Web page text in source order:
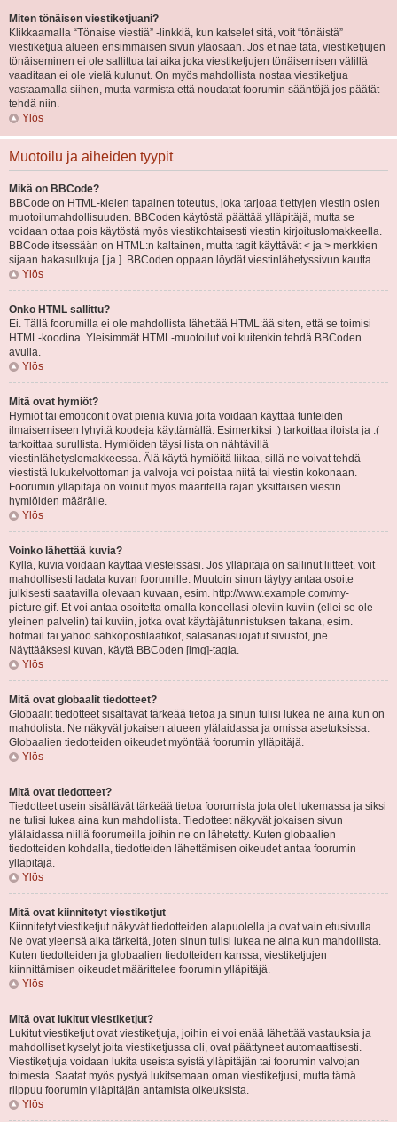
Miten tönäisen viestiketjuani?
Klikkaamalla “Tönaise viestiä” -linkkiä, kun katselet sitä, voit “tönäistä”
viestiketjua alueen ensimmäisen sivun yläosaan. Jos et näe tätä, viestiketjujen
tönäiseminen ei ole sallittua tai aika joka viestiketjujen tönäisemisen välillä
vaaditaan ei ole vielä kulunut. On myös mahdollista nostaa viestiketjua
vastaamalla siihen, mutta varmista että noudatat foorumin sääntöjä jos päätät
tehdä niin.
Ylös
Muotoilu ja aiheiden tyypit
Mikä on BBCode?
BBCode on HTML-kielen tapainen toteutus, joka tarjoaa tiettyjen viestin osien
muotoilumahdollisuuden. BBCoden käytöstä päättää ylläpitäjä, mutta se
voidaan ottaa pois käytöstä myös viestikohtaisesti viestin kirjoituslomakkeella.
BBCode itsessään on HTML:n kaltainen, mutta tagit käyttävät < ja > merkkien
sijaan hakasulkuja [ ja ]. BBCoden oppaan löydät viestinlähetyssivun kautta.
Ylös
Onko HTML sallittu?
Ei. Tällä foorumilla ei ole mahdollista lähettää HTML:ää siten, että se toimisi
HTML-koodina. Yleisimmät HTML-muotoilut voi kuitenkin tehdä BBCoden
avulla.
Ylös
Mitä ovat hymiöt?
Hymiöt tai emoticonit ovat pieniä kuvia joita voidaan käyttää tunteiden
ilmaisemiseen lyhyitä koodeja käyttämällä. Esimerkiksi :) tarkoittaa iloista ja :(
tarkoittaa surullista. Hymiöiden täysi lista on nähtävillä
viestinlähetyslomakkeessa. Älä käytä hymiöitä liikaa, sillä ne voivat tehdä
viestistä lukukelvottoman ja valvoja voi poistaa niitä tai viestin kokonaan.
Foorumin ylläpitäjä on voinut myös määritellä rajan yksittäisen viestin
hymiöiden määrälle.
Ylös
Voinko lähettää kuvia?
Kyllä, kuvia voidaan käyttää viesteissäsi. Jos ylläpitäjä on sallinut liitteet, voit
mahdollisesti ladata kuvan foorumille. Muutoin sinun täytyy antaa osoite
julkisesti saatavilla olevaan kuvaan, esim. http://www.example.com/my-
picture.gif. Et voi antaa osoitetta omalla koneellasi oleviin kuviin (ellei se ole
yleinen palvelin) tai kuviin, jotka ovat käyttäjätunnistuksen takana, esim.
hotmail tai yahoo sähköpostilaatikot, salasanasuojatut sivustot, jne.
Näyttääksesi kuvan, käytä BBCoden [img]-tagia.
Ylös
Mitä ovat globaalit tiedotteet?
Globaalit tiedotteet sisältävät tärkeää tietoa ja sinun tulisi lukea ne aina kun on
mahdolista. Ne näkyvät jokaisen alueen ylälaidassa ja omissa asetuksissa.
Globaalien tiedotteiden oikeudet myöntää foorumin ylläpitäjä.
Ylös
Mitä ovat tiedotteet?
Tiedotteet usein sisältävät tärkeää tietoa foorumista jota olet lukemassa ja siksi
ne tulisi lukea aina kun mahdollista. Tiedotteet näkyvät jokaisen sivun
ylälaidassa niillä foorumeilla joihin ne on lähetetty. Kuten globaalien
tiedotteiden kohdalla, tiedotteiden lähettämisen oikeudet antaa foorumin
ylläpitäjä.
Ylös
Mitä ovat kiinnitetyt viestiketjut
Kiinnitetyt viestiketjut näkyvät tiedotteiden alapuolella ja ovat vain etusivulla.
Ne ovat yleensä aika tärkeitä, joten sinun tulisi lukea ne aina kun mahdollista.
Kuten tiedotteiden ja globaalien tiedotteiden kanssa, viestiketjujen
kiinnittämisen oikeudet määrittelee foorumin ylläpitäjä.
Ylös
Mitä ovat lukitut viestiketjut?
Lukitut viestiketjut ovat viestiketjuja, joihin ei voi enää lähettää vastauksia ja
mahdolliset kyselyt joita viestiketjussa oli, ovat päättyneet automaattisesti.
Viestiketjuja voidaan lukita useista syistä ylläpitäjän tai foorumin valvojan
toimesta. Saatat myös pystyä lukitsemaan oman viestiketjusi, mutta tämä
riippuu foorumin ylläpitäjän antamista oikeuksista.
Ylös